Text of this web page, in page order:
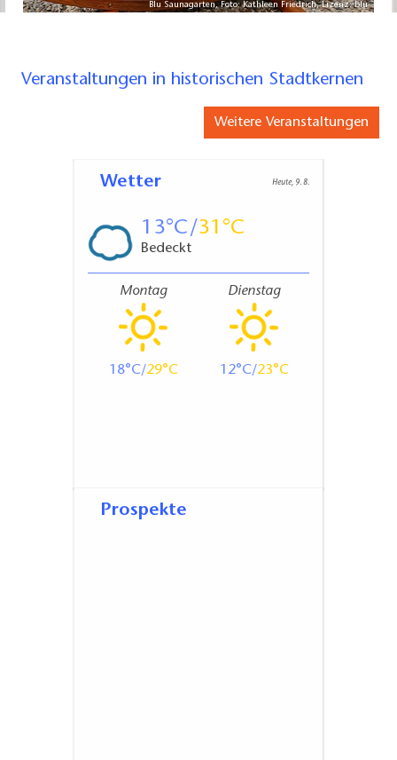
Blu Saunagarten, Foto: Kathleen Friedrich, Lizenz: blu
Veranstaltungen in historischen Stadtkernen
Weitere Veranstaltungen
Wetter Heute, 9. 8.
13 31
Bedeckt
Montag
18 29
Dienstag
12 23
Prospekte